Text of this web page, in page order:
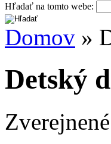
Hľadať na tomto webe:
Domov »
Detský